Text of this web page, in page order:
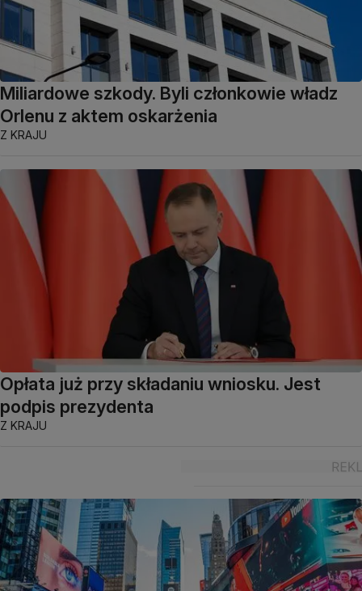
Miliardowe szkody. Byli członkowie władz
Orlenu z aktem oskarżenia
Z KRAJU
Opłata już przy składaniu wniosku. Jest
podpis prezydenta
Z KRAJU